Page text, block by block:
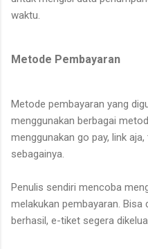
waktu.
Metode Pembayaran
Metode pembayaran yang
menggunakan berbagai
menggunakan go pay, link
sebagainya.
Penulis sendiri mencoba
melakukan pembayaran. Bisa
berhasil, e-tiket segera